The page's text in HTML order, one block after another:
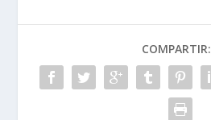
COMPARTIR: